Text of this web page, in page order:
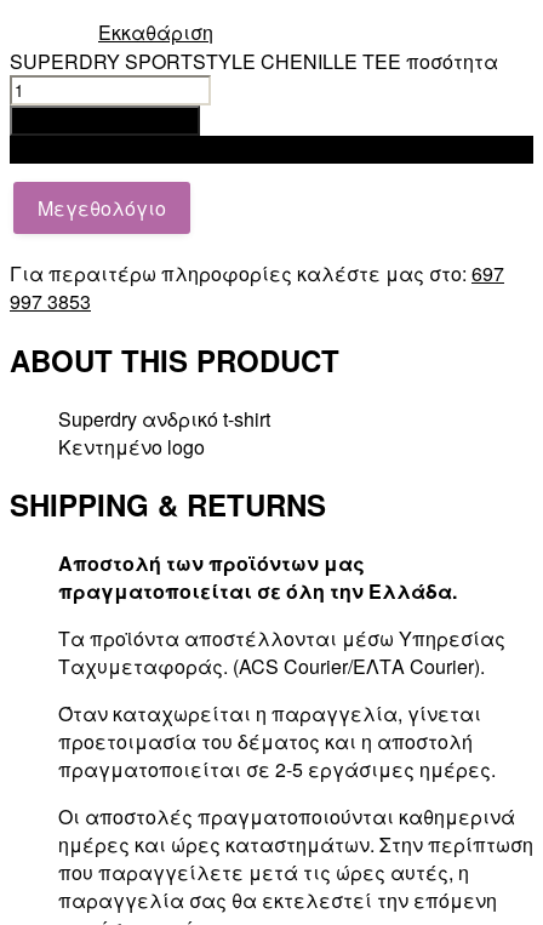
Εκκαθάριση
SUPERDRY SPORTSTYLE CHENILLE TEE ποσότητα
Μεγεθολόγιο
Για περαιτέρω πληροφορίες καλέστε μας στο: 697
997 3853
ABOUT THIS PRODUCT
Superdry ανδρικό t-shirt
Κεντημένο logo
SHIPPING & RETURNS
Αποστολή των προϊόντων μας
πραγματοποιείται σε όλη την Ελλάδα.
Τα προϊόντα αποστέλλονται μέσω Υπηρεσίας
Ταχυμεταφοράς. (ACS Courier/ΕΛΤΑ Courier).
Όταν καταχωρείται η παραγγελία, γίνεται
προετοιμασία του δέματος και η αποστολή
πραγματοποιείται σε 2-5 εργάσιμες ημέρες.
Οι αποστολές πραγματοποιούνται καθημερινά
ημέρες και ώρες καταστημάτων. Στην περίπτωση
που παραγγείλετε μετά τις ώρες αυτές, η
παραγγελία σας θα εκτελεστεί την επόμενη